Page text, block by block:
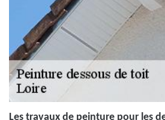
Les travaux de peinture pour les